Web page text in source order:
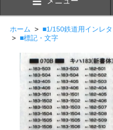
ホーム > ■1/150鉄道用インレ
> ■標記・文字